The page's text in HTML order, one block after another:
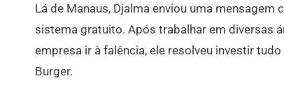
Lá de Manaus, Djalma enviou uma
sistema gratuito. Após trabalhar em diversas
empresa ir à falência, ele resolveu investir
Burger.